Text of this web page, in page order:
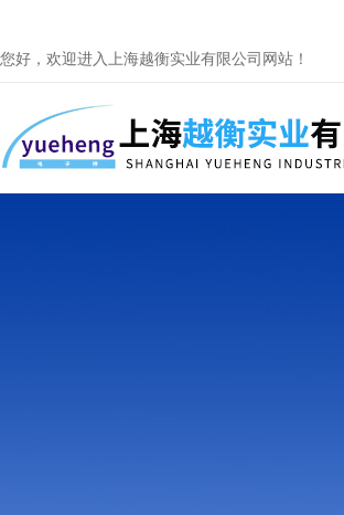
您好，欢迎进入上海越衡实业有限公司网站！